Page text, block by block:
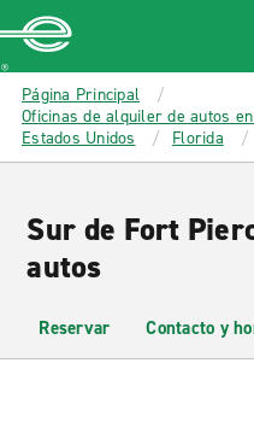
MAIN
CONTENT
Enterprise
Página Principal
Oficinas de alquiler de autos
Estados Unidos
Florida
Sur de Fort
autos
Reservar Contacto y